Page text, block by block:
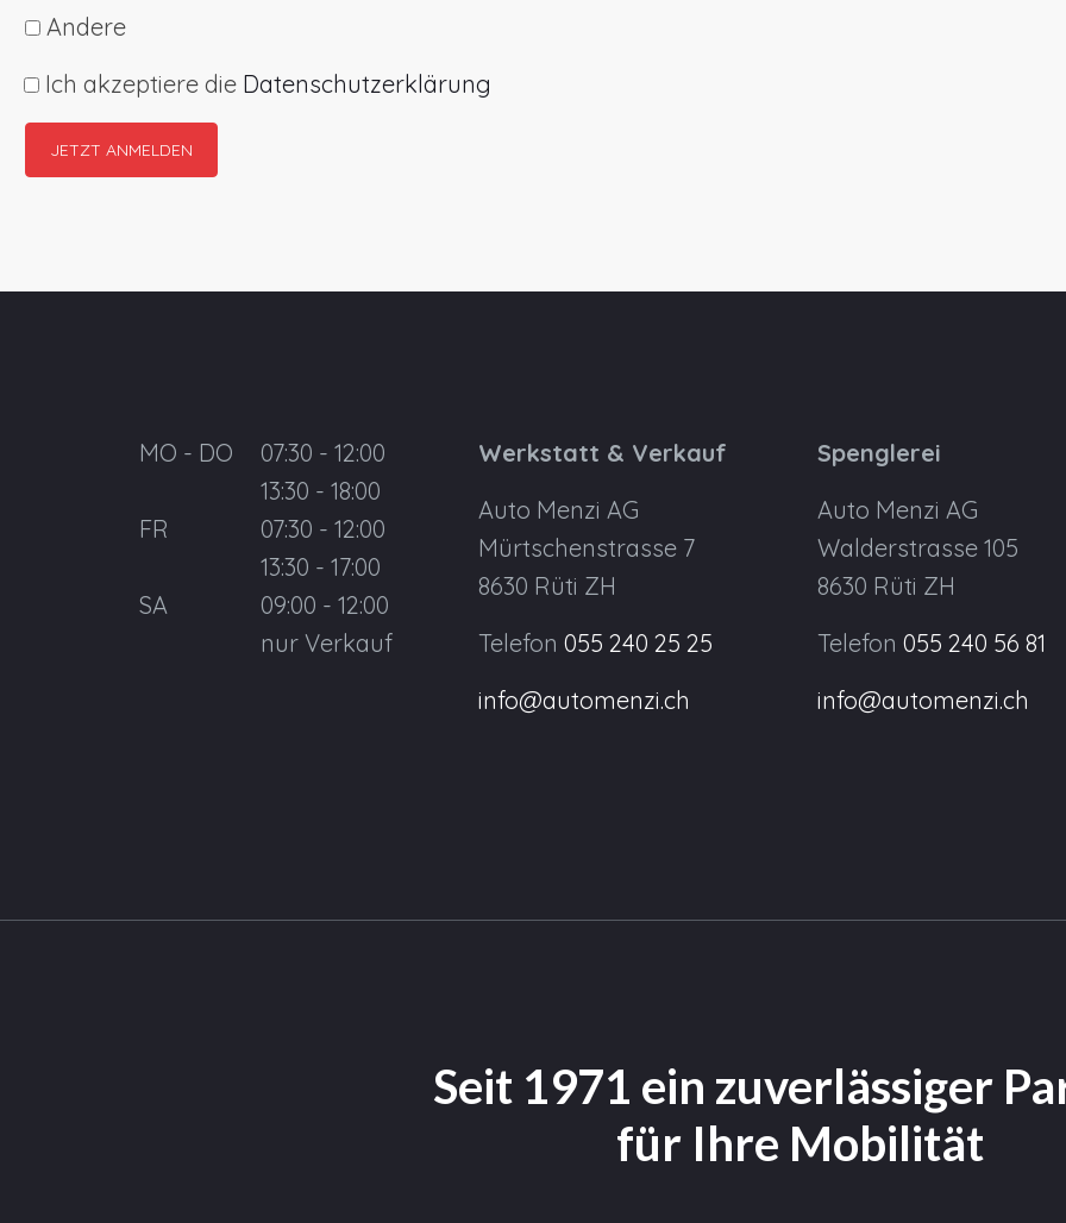
Andere
Ich akzeptiere die Datenschutzerklärung
MO - DO
07:30 - 12:00
13:30 - 18:00
FR
07:30 - 12:00
13:30 - 17:00
SA
09:00 - 12:00
nur Verkauf
Werkstatt & Verkauf
Auto Menzi AG
Mürtschenstrasse 7
8630 Rüti ZH
Telefon 055 240 25 25
info@automenzi.ch
Spenglerei
Auto Menzi AG
Walderstrasse 105
8630 Rüti ZH
Telefon 055 240 56 81
info@automenzi.ch
Seit 1971 ein zuverlässiger
für Ihre Mobilität